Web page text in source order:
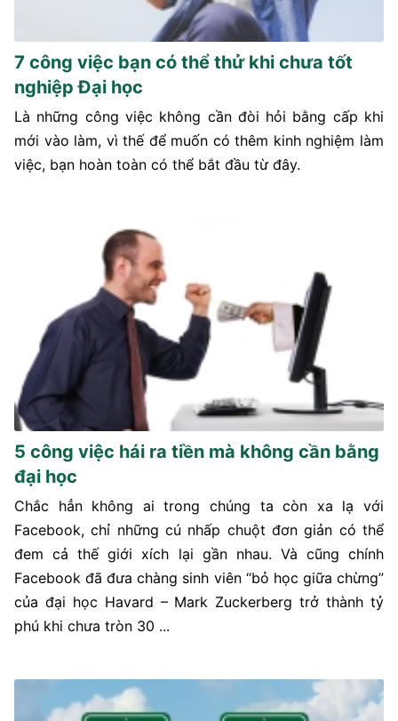
7 công việc bạn có thể thử khi chưa tốt
nghiệp Đại học
Là những công việc không cần đòi hỏi bằng cấp khi
mới vào làm, vì thế để muốn có thêm kinh nghiệm làm
việc, bạn hoàn toàn có thể bắt đầu từ đây.
5 công việc hái ra tiền mà không cần bằng
đại học
Chắc hẳn không ai trong chúng ta còn xa lạ với
Facebook, chỉ những cú nhấp chuột đơn giản có thể
đem cả thế giới xích lại gần nhau. Và cũng chính
Facebook đã đưa chàng sinh viên “bỏ học giữa chừng”
của đại học Havard – Mark Zuckerberg trở thành tỷ
phú khi chưa tròn 30 ...